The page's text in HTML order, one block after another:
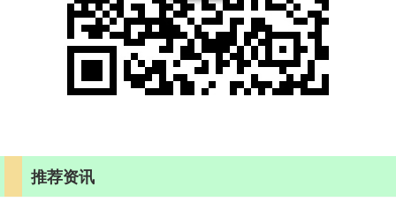
推荐资讯